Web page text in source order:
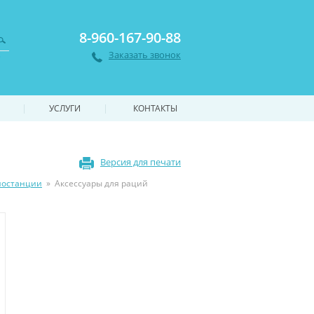
Версия для печати
» Аксессуары для раций
8-960-167-90-88
Заказать звонок
| УСЛУГИ | КОНТАКТЫ